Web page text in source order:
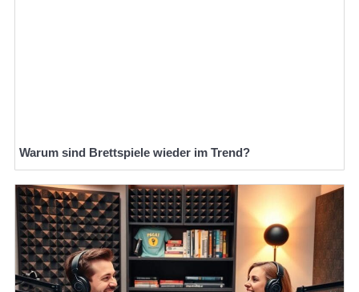
Warum sind Brettspiele wieder im Trend?